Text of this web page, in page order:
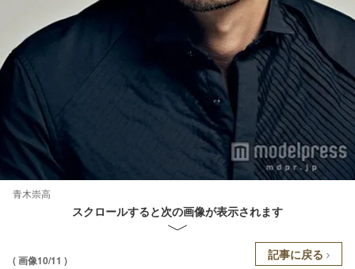
青木崇高
スクロールすると次の画像が表示されます
( 画像10/11 ) 記事に戻る